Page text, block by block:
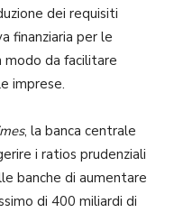
dei requisiti
finanziaria per le
modo da facilitare
imprese.
, la banca centrale
i ratios prudenziali
banche di aumentare
di 400 miliardi di